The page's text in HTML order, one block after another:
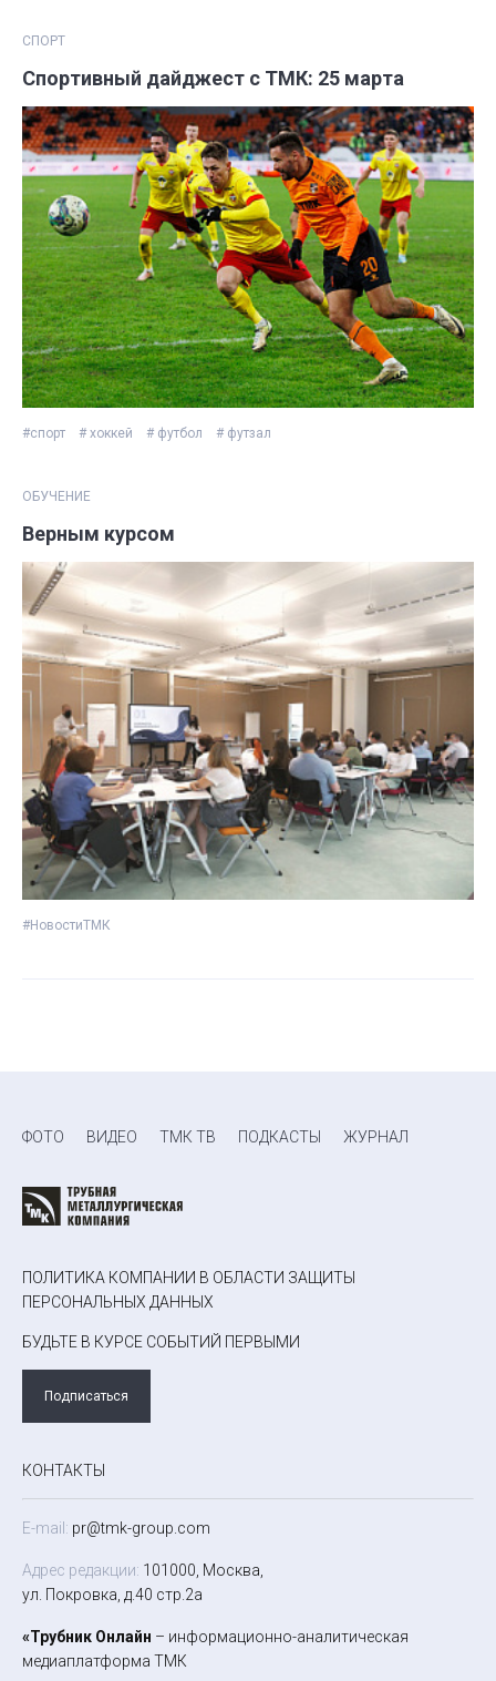
СПОРТ
Спортивный дайджест с ТМК: 25 марта
#спорт # хоккей # футбол # футзал
ОБУЧЕНИЕ
Верным курсом
#НовостиТМК
ФОТО ВИДЕО ТМК ТВ ПОДКАСТЫ ЖУРНАЛ
ПОЛИТИКА КОМПАНИИ В ОБЛАСТИ ЗАЩИТЫ
ПЕРСОНАЛЬНЫХ ДАННЫХ
БУДЬТЕ В КУРСЕ СОБЫТИЙ ПЕРВЫМИ
Подписаться
КОНТАКТЫ
E-mail: pr@tmk-group.com
Адрес редакции: 101000, Москва,
ул. Покровка, д.40 стр.2а
«Трубник Онлайн – информационно-аналитическая
медиаплатформа ТМК